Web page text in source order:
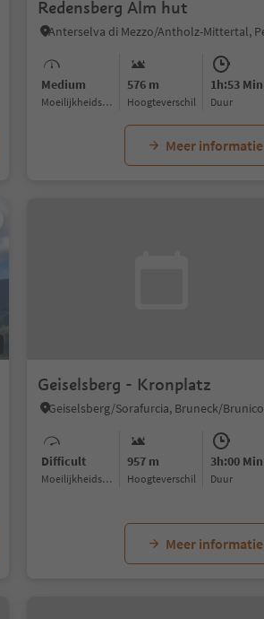
Redensberg Alm hut
Medium
Moeilijkheidsgraad
576 m
Hoogteverschil
1h:53 Min
Duur
Meer informatie
Geiselsberg - Kronplatz
Difficult
Moeilijkheidsgraad
957 m
Hoogteverschil
3h:00 Min
Duur
Meer informatie